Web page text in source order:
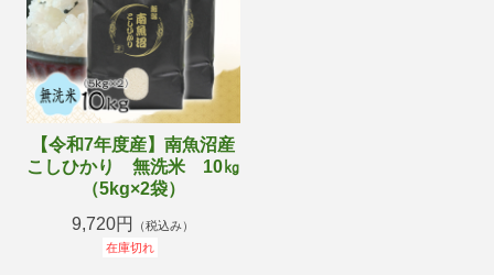
【令和7年度産】南魚沼産
こしひかり 無洗米 10㎏
（5kg×2袋）
9,720円
（税込み）
在庫切れ